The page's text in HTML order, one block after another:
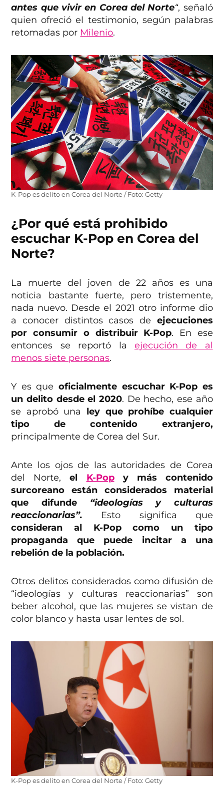
antes que vivir en Corea del Norte“, señaló
quien ofreció el testimonio, según palabras
retomadas por Milenio.
K-Pop es delito en Corea del Norte / Foto: Getty
¿Por qué está prohibido
escuchar K-Pop en Corea del
Norte?
La muerte del joven de 22 años es una
noticia bastante fuerte, pero tristemente,
nada nuevo. Desde el 2021 otro informe dio
a conocer distintos casos de ejecuciones
por consumir o distribuir K-Pop. En ese
entonces se reportó la ejecución de al
menos siete personas.
Y es que oficialmente escuchar K-Pop es
un delito desde el 2020. De hecho, ese año
se aprobó una ley que prohíbe cualquier
tipo de contenido extranjero,
principalmente de Corea del Sur.
Ante los ojos de las autoridades de Corea
del Norte, el K-Popy más contenido
surcoreano están considerados material
que difunde “ideologías y culturas
reaccionarias”.
Esto significa que
consideran al K-Pop como un tipo
propaganda que puede incitar a una
rebelión de la población.
Otros delitos considerados como difusión de
“ideologías y culturas reaccionarias” son
beber alcohol, que las mujeres se vistan de
color blanco y hasta usar lentes de sol.
K-Pop es delito en Corea del Norte / Foto: Getty